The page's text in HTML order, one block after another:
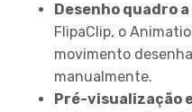
Desenho quadro
FlipaClip, o
movimento
manualmente.
Pré-visualização